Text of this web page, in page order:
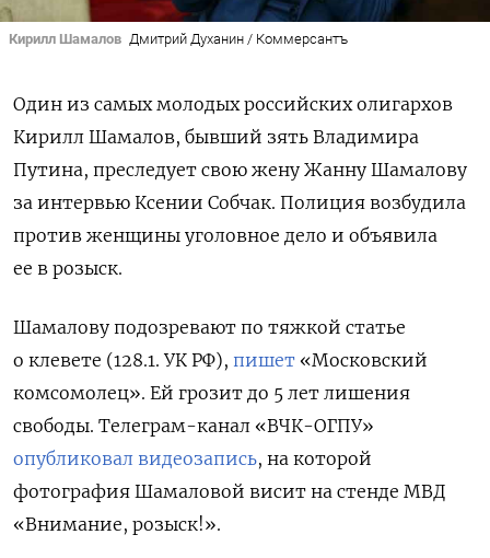
Кирилл Шамалов Дмитрий Духанин / Коммерсантъ
Один из самых молодых российских олигархов
Кирилл Шамалов, бывший зять Владимира
Путина, преследует свою жену Жанну Шамалову
за интервью Ксении Собчак. Полиция возбудила
против женщины уголовное дело и объявила
ее в розыск.
Шамалову подозревают по тяжкой статье
о клевете (128.1. УК РФ), пишет «Московский
комсомолец». Ей грозит до 5 лет лишения
свободы. Телеграм-канал «ВЧК-ОГПУ»
опубликовал видеозапись, на которой
фотография Шамаловой висит на стенде МВД
«Внимание, розыск!».